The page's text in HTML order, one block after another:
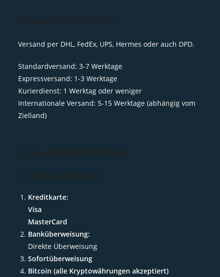
Versand per DHL, FedEx, UPS, Hermes oder auch DPD.
Standardversand: 3-7 Werktage
Expressversand: 1-3 Werktage
Kurierdienst: 1 Werktag oder weniger
Internationale Versand: 5-15 Werktage (abhängig vom
Zielland)
Kreditkarte:
Visa
MasterCard
Banküberweisung:
Direkte Überweisung
Sofortüberweisung
Bitcoin (alle Kryptowährungen akzeptiert)